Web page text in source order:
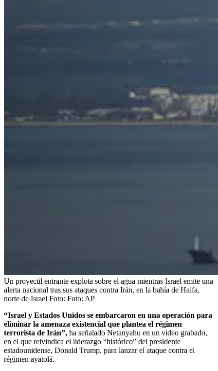
Un proyectil entrante explota sobre el agua mientras Israel emite una
alerta nacional tras sus ataques contra Irán, en la bahía de Haifa,
norte de Israel Foto: Foto: AP
“Israel y Estados Unidos se embarcaron en una operación para
eliminar la amenaza existencial que plantea el régimen
terrorista de Irán”, ha señalado Netanyahu en un video grabado,
en el que reivindica el liderazgo “histórico” del presidente
estadounidense, Donald Trump, para lanzar el ataque contra el
régimen ayatolá.